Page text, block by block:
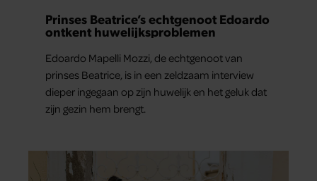
Prinses Beatrice’s echtgenoot Edoardo
ontkent huwelijksproblemen
Edoardo Mapelli Mozzi, de echtgenoot van
prinses Beatrice, is in een zeldzaam interview
dieper ingegaan op zijn huwelijk en het geluk dat
zijn gezin hem brengt.